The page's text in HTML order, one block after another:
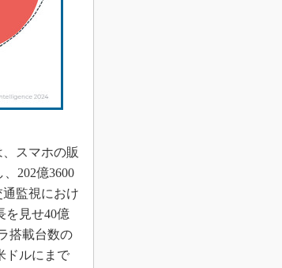
スマホの販
202億3600
監視におけ
を見せ40億
搭載台数の
ドルにまで